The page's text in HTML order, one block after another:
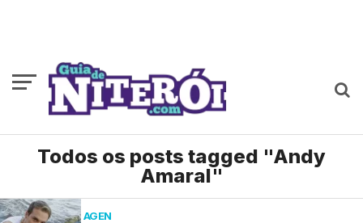
Todos os posts tagged "Andy
Amaral"
AGENDA